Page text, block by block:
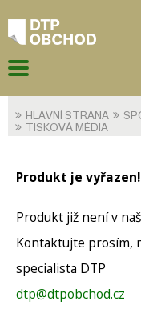
HLAVNÍ STRANA
TISKOVÁ MÉDIA
Produkt je vyřazen!
Produkt již není v
Kontaktujte prosím,
specialista DTP
dtp@dtpobchod.cz